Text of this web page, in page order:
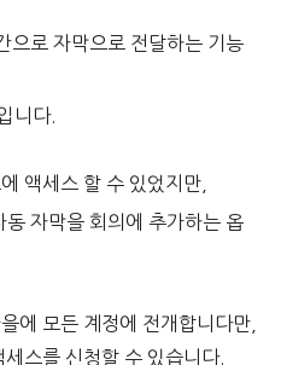
으로 자막으로 전달하는 기능
니다.
액세스 할 수 있었지만,
자막을 회의에 추가하는 옵
에 모든 계정에 전개합니다만,
스를 신청할 수 있습니다.